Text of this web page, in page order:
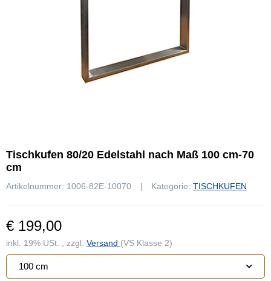
Tischkufen 80/20 Edelstahl nach Maß 100 cm-70
cm
Artikelnummer: 1006-82E-10070 Kategorie: TISCHKUFEN
€ 199,00
inkl. 19% USt. , zzgl. Versand (VS Klasse 2)
100 cm